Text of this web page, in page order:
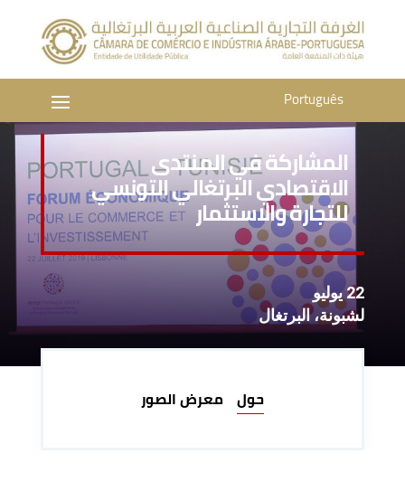
Português
المشاركة في المنتدى
الاقتصادي البرتغالي التونسي
للتجارة والاستثمار
22 يوليو
لشبونة، البرتغال
حول معرض الصور